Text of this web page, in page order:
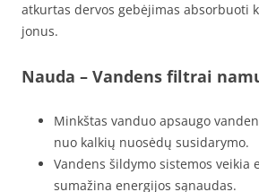
atkurtas dervos gebėjimas absorbuoti
jonus.
Nauda – Vandens filtrai
Minkštas vanduo apsaugo
nuo kalkių nuosėdų susidarymo.
Vandens šildymo sistemos veikia
sumažina energijos sąnaudas.